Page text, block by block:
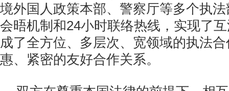
境外国人政策本部、警察厅等多个执
会晤机制和24小时联络热线，实现了
成了全方位、多层次、宽领域的执法
惠、紧密的友好合作关系。